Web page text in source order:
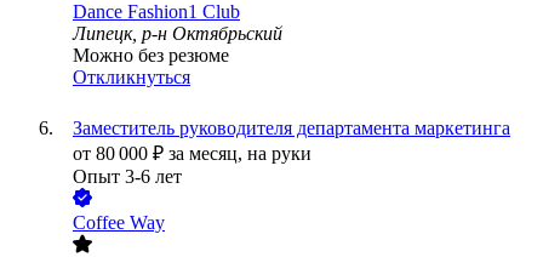
Dance Fashion1 Club
Липецк, р-н Октябрьский
Можно без резюме
Откликнуться
Заместитель руководителя департамента маркетинга
от 80 000 ₽ за месяц, на руки
Опыт 3-6 лет
Coffee Way